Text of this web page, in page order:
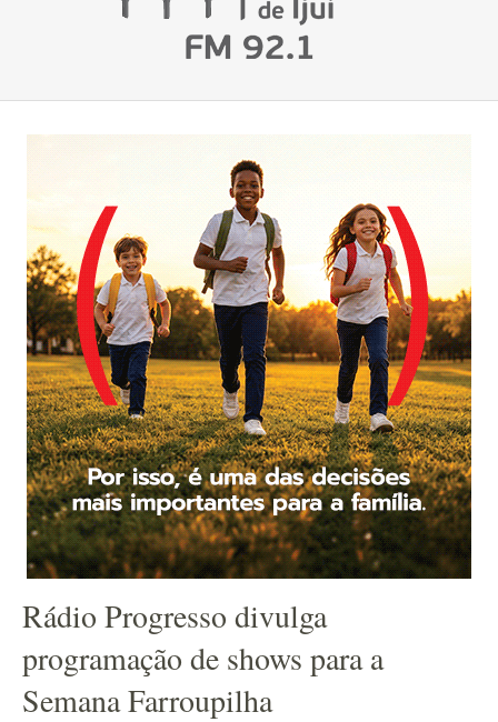
Rádio Progresso divulga
programação de shows para a
Semana Farroupilha